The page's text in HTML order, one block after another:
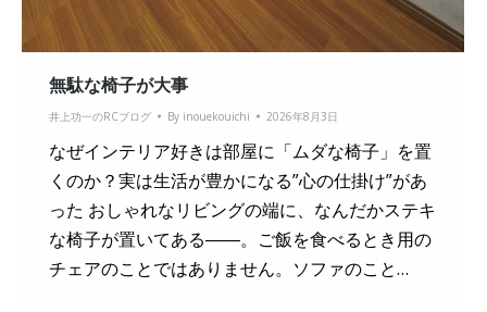
無駄な椅子が大事
井上功一のRCブログ By inouekouichi 2026年8月3日
なぜインテリア好きは部屋に「ムダな椅子」を置
くのか？実は生活が豊かになる”心の仕掛け”があ
った おしゃれなリビングの端に、なんだかステキ
な椅子が置いてある――。ご飯を食べるとき用の
チェアのことではありません。ソファのこと…